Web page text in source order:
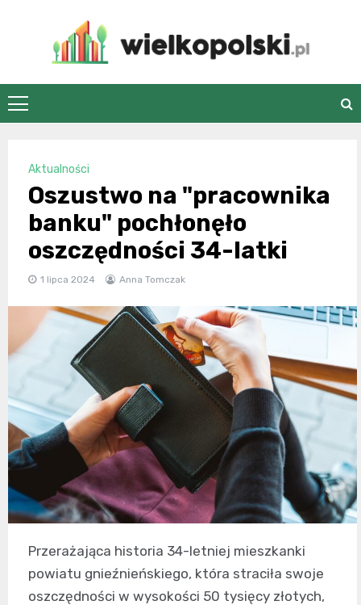
wielkopolski.pl
Aktualności
Oszustwo na "pracownika
banku" pochłonęło
oszczędności 34-latki
1 lipca 2024 Anna Tomczak
Przerażająca historia 34-letniej mieszkanki
powiatu gnieźnieńskiego, która straciła swoje
oszczędności w wysokości 50 tysięcy złotych,